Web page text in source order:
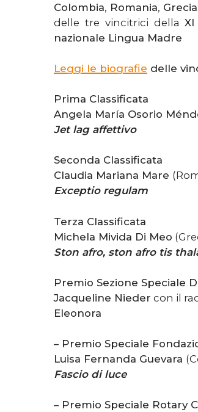
Colombia, Romania, Grecia
delle tre vincitrici della
nazionale Lingua Madre
Leggi le biografie delle
Prima Classificata
Angela María Osorio
Jet lag affettivo
Seconda Classificata
Claudia Mariana Mare
Exceptio regulam
Terza Classificata
Michela Mivida Di Meo
Ston afro, ston afro tis
Premio Sezione Speciale
Jacqueline Nieder con il
Eleonora
– Premio Speciale
Luisa Fernanda Guevara
Fascio di luce
– Premio Speciale Rotary